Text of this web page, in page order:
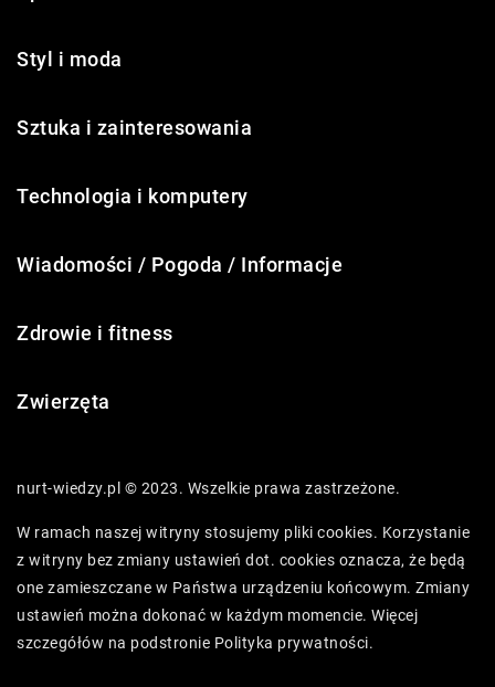
Styl i moda
Sztuka i zainteresowania
Technologia i komputery
Wiadomości / Pogoda / Informacje
Zdrowie i fitness
Zwierzęta
nurt-wiedzy.pl © 2023. Wszelkie prawa zastrzeżone.
W ramach naszej witryny stosujemy pliki cookies. Korzystanie
z witryny bez zmiany ustawień dot. cookies oznacza, że będą
one zamieszczane w Państwa urządzeniu końcowym. Zmiany
ustawień można dokonać w każdym momencie. Więcej
szczegółów na podstronie Polityka prywatności.